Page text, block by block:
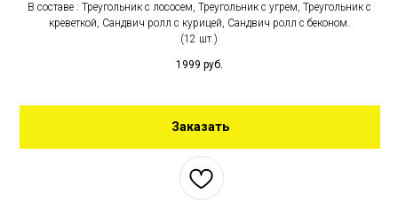
В составе : Треугольник с лососем, Треугольник с угрем, Треугольник с
креветкой, Сандвич ролл с курицей, Сандвич ролл с беконом.
(12 шт.)
1999 руб.
Заказать